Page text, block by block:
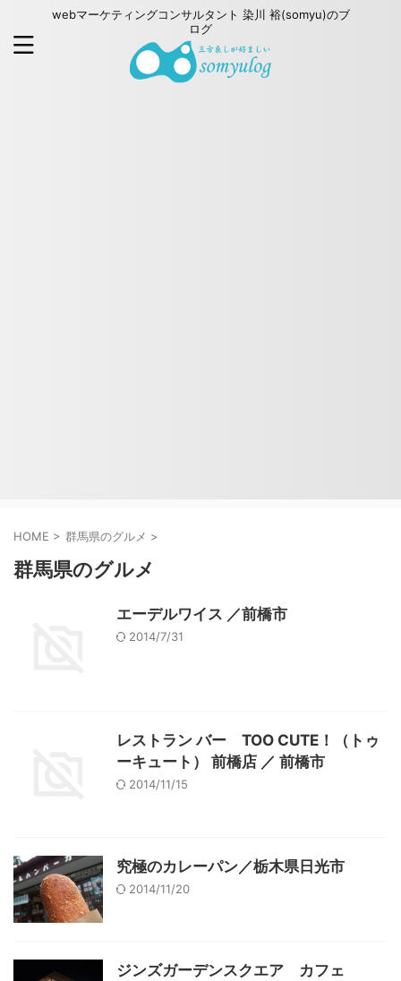
webマーケティングコンサルタント 染川 裕(somyu)のブ
ログ
HOME > 群馬県のグルメ >
群馬県のグルメ
エーデルワイス ／前橋市
2014/7/31
レストラン バー TOO CUTE！（トゥ
ーキュート） 前橋店 ／ 前橋市
2014/11/15
究極のカレーパン／栃木県日光市
2014/11/20
ジンズガーデンスクエア カフェ